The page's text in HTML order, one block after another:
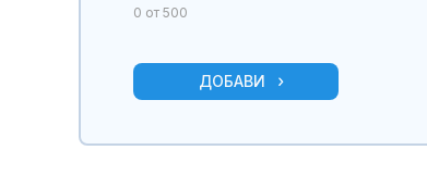
0 от 500
ДОБАВИ